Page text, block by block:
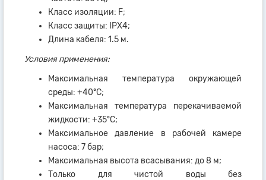
Класс изоляции: F;
Класс защиты: IPX4;
Длина кабеля: 1.5 м.
Условия применения:
Максимальная температура окружающей
среды: +40ºC;
Максимальная температура перекачиваемой
жидкости: +35ºC;
Максимальное давление в рабочей камере
насоса: 7 бар;
Максимальная высота всасывания: до 8 м;
Только для чистой воды без